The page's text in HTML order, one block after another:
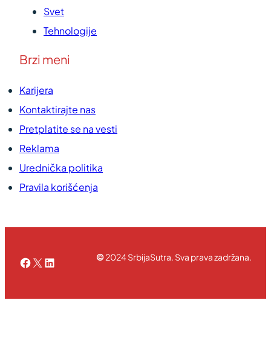
Svet
Tehnologije
Brzi meni
Karijera
Kontaktirajte nas
Pretplatite se na vesti
Reklama
Urednička politika
Pravila korišćenja
Facebook
X LinkedIn©2024 SrbijaSutra. Sva prava zadržana.